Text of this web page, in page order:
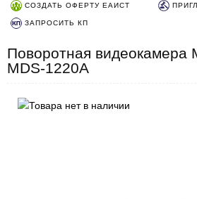
СОЗДАТЬ ОФЕРТУ ЕАИСТ
ЗАПРОСИТЬ КП
Поворотная видеокамера
MDS-1220A